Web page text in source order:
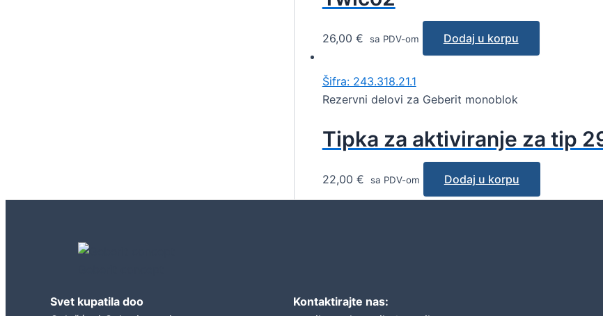
26,00 € sa PDV-om Dodaj u korpu
Šifra: 243.318.21.1
Rezervni delovi za Geberit monoblok
Tipka za aktiviranje za tip
22,00 € sa PDV-om Dodaj u korpu
Svet kupatila doo
Kontaktirajte nas: